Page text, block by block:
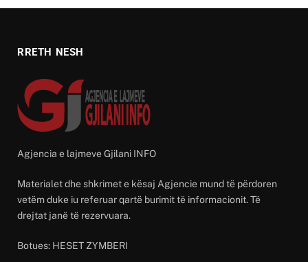
RRETH NESH
Agjencia e lajmeve Gjilani INFO
Materialet dhe shkrimet e kësaj Agjencie mund të përdoren
vetëm duke iu referuar qartë burimit të informacionit. Të
drejtat janë të rezervuara.
Botues: HESET ZYMBERI